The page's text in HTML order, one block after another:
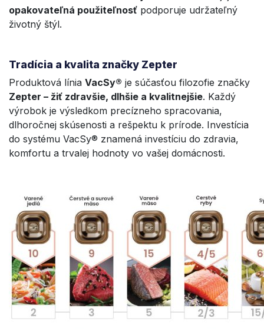
opakovateľná použiteľnosť podporuje udržateľný
životný štýl.
Tradícia a kvalita značky Zepter
Produktová línia VacSy® je súčasťou filozofie značky
Zepter – žiť zdravšie, dlhšie a kvalitnejšie. Každý
výrobok je výsledkom precízneho spracovania,
dlhoročnej skúsenosti a rešpektu k prírode. Investícia
do systému VacSy® znamená investíciu do zdravia,
komfortu a trvalej hodnoty vo vašej domácnosti.